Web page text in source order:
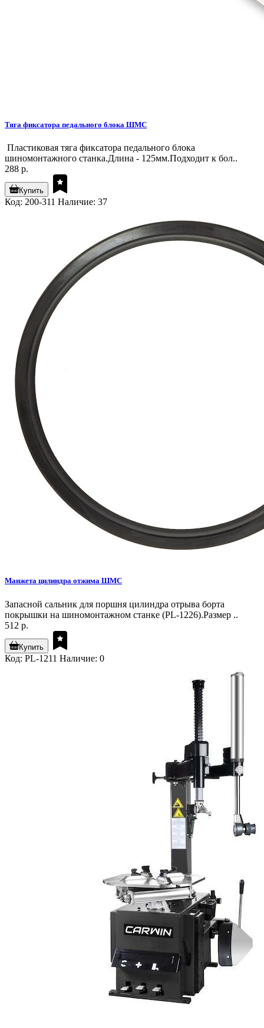
Тяга фиксатора педального блока ШМС
Пластиковая тяга фиксатора педального блока
шиномонтажного станка.Длина - 125мм.Подходит к бол..
288 р.
Купить
Код: 200-311 Наличие: 37
Манжета цилиндра отжима ШМС
Запасной сальник для поршня цилиндра отрыва борта
покрышки на шиномонтажном станке (PL-1226).Размер ..
512 р.
Купить
Код: PL-1211 Наличие: 0